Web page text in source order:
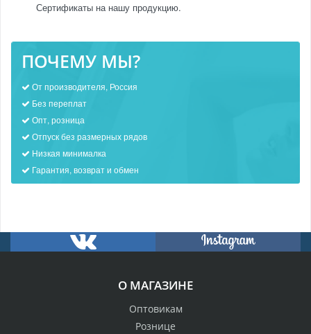
Сертификаты на нашу продукцию.
ПОЧЕМУ МЫ?
От производителя, Россия
Без переплат
Опт, розница
Отпуск без размерных рядов
Низкая минималка
Гарантия, возврат и обмен
О МАГАЗИНЕ
Оптовикам
Рознице